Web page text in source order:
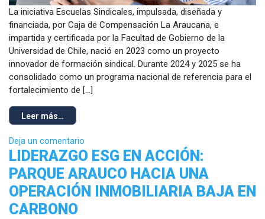
La iniciativa Escuelas Sindicales, impulsada, diseñada y
financiada, por Caja de Compensación La Araucana, e
impartida y certificada por la Facultad de Gobierno de la
Universidad de Chile, nació en 2023 como un proyecto
innovador de formación sindical. Durante 2024 y 2025 se ha
consolidado como un programa nacional de referencia para el
fortalecimiento de […]
Leer más…
Deja un comentario
LIDERAZGO ESG EN ACCIÓN:
PARQUE ARAUCO HACIA UNA
OPERACIÓN INMOBILIARIA BAJA EN
CARBONO